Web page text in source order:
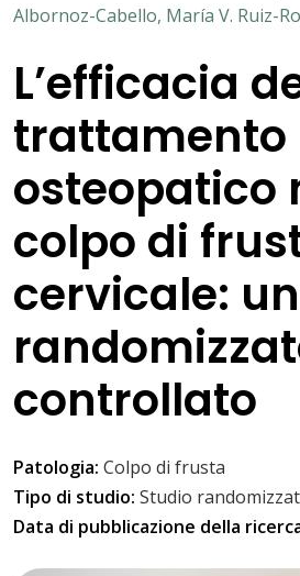
Albornoz-Cabello, María V. Ruiz-
L’efficacia
trattamento
osteopatico
colpo di
cervicale:
controllato
Patologia: Colpo di frusta
Tipo di studio: Studio
Data di pubblicazione della